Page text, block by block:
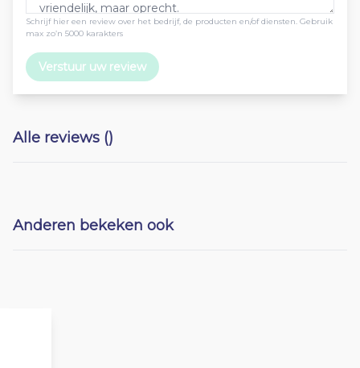
Schrijf hier een review over het bedrijf, de producten en/of diensten. Gebruik
max zo’n 5000 karakters
Verstuur uw review
Alle reviews ()
Anderen bekeken ook